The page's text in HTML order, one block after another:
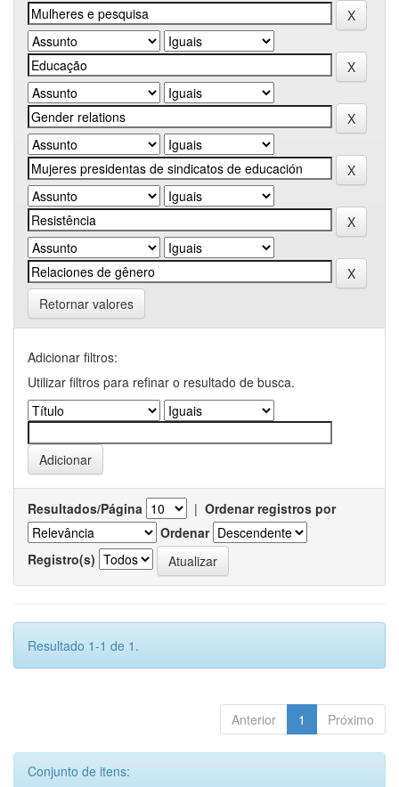
Retornar valores
Adicionar filtros:
Utilizar filtros para refinar o resultado de busca.
Resultados/Página | Ordenar registros por
Ordenar
Registro(s)
Resultado 1-1 de 1.
Anterior 1 Próximo
Conjunto de itens: